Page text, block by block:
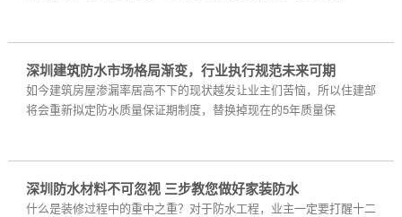
深圳建筑防水市场格局渐变，行业执行规范未来可期
如今建筑房屋渗漏率居高不下的现状越发让业主们苦恼，所以住建部
将会重新拟定防水质量保证期制度，替换掉现在的5年质量保
深圳防水材料不可忽视 三步教您做好家装防水
什么是装修过程中的重中之重？对于防水工程，业主一定要打醒十二